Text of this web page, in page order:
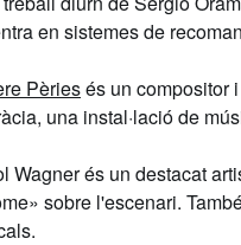
en sistemes de
Pèriesés un compositor
una instal·lació de
Wagnerés un destacat
sobre l'escenari.